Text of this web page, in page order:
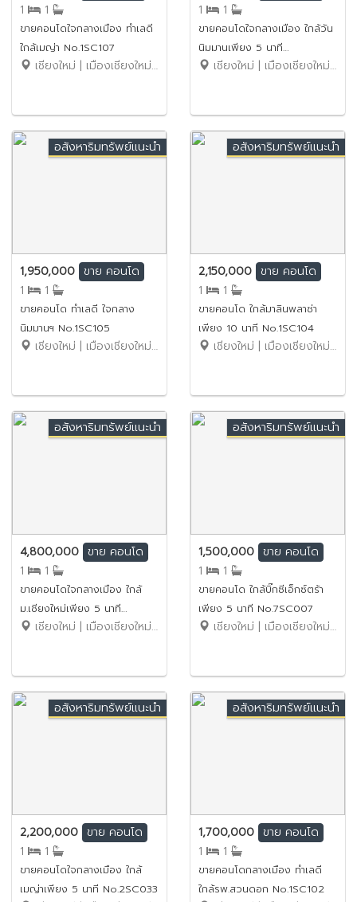
1
1
ขายคอนโดใจกลางเมือง ทำเลดี
ใกล้เมญ่า No.1SC107
เชียงใหม่ | เมืองเชียงใหม่ | ช้างเผือก
1
1
ขายคอนโดใจกลางเมือง ใกล้วัน
นิมมานเพียง 5 นาที
No.1SC106
เชียงใหม่ | เมืองเชียงใหม่ | สุเทพ
อสังหาริมทรัพย์แนะนำ
1,950,000 ขาย คอนโด
1
1
ขายคอนโด ทำเลดี ใจกลาง
นิมมานฯ No.1SC105
เชียงใหม่ | เมืองเชียงใหม่ | สุเทพ
อสังหาริมทรัพย์แนะนำ
2,150,000 ขาย คอนโด
1
1
ขายคอนโด ใกล้มาลินพลาซ่า
เพียง 10 นาที No.1SC104
เชียงใหม่ | เมืองเชียงใหม่ | สุเทพ
อสังหาริมทรัพย์แนะนำ
4,800,000 ขาย คอนโด
1
1
ขายคอนโดใจกลางเมือง ใกล้
ม.เชียงใหม่เพียง 5 นาที
No.1SC103
เชียงใหม่ | เมืองเชียงใหม่ | สุเทพ
อสังหาริมทรัพย์แนะนำ
1,500,000 ขาย คอนโด
1
1
ขายคอนโด ใกล้บิ๊กซีเอ็กซ์ตร้า
เพียง 5 นาที No.7SC007
เชียงใหม่ | เมืองเชียงใหม่ | ท่าศาลา
อสังหาริมทรัพย์แนะนำ
2,200,000 ขาย คอนโด
1
1
ขายคอนโดใจกลางเมือง ใกล้
เมญ่าเพียง 5 นาที No.2SC033
อสังหาริมทรัพย์แนะนำ
1,700,000 ขาย คอนโด
1
1
ขายคอนโดกลางเมือง ทำเลดี
ใกล้รพ.สวนดอก No.1SC102